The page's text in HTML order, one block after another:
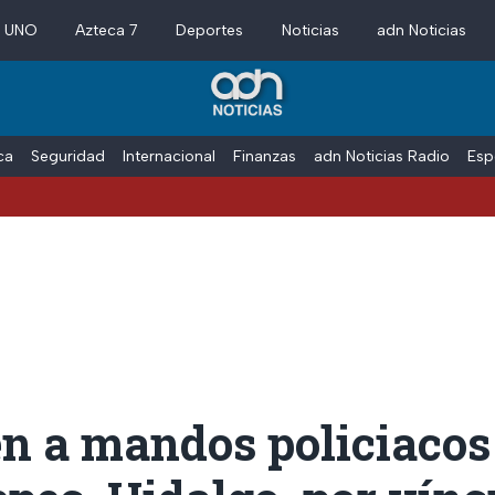
Azteca 7 Deportes Noticias adn Noticias
Seguridad Internacional Finanzas adn Noticias Radio
a mandos